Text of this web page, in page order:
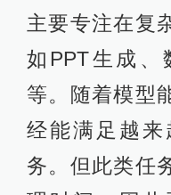
主要专注在复
如PPT生成
等。随着模型
经能满足越
务。但此类任